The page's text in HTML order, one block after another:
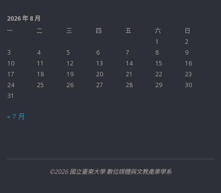
2026 年 8 月
一
二 三 四 五 六
日
1
2
3
4 5 6 7 8
9
10
11 12 13 14 15
16
17
18 19 20 21 22
23
24
25 26 27 28 29
30
31
« 7 月
©2026 國立臺東大學 數位媒體與文教產業學系